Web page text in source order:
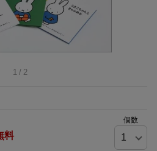
1 / 2
料
個数